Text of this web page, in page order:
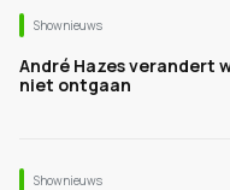
Shownieuws
André Hazes verandert
niet ontgaan
Shownieuws